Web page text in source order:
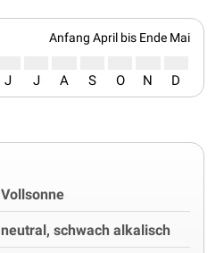
Anfang April bis Ende Mai
J J A S O N D
Vollsonne
neutral, schwach alkalisch